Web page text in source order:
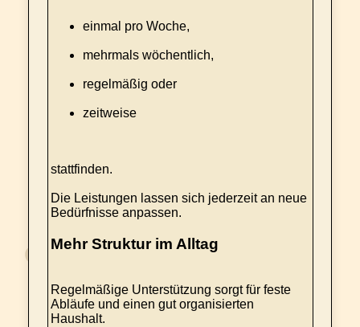
einmal pro Woche,
mehrmals wöchentlich,
regelmäßig oder
zeitweise
stattfinden.
Die Leistungen lassen sich jederzeit an neue
Bedürfnisse anpassen.
Mehr Struktur im Alltag
Regelmäßige Unterstützung sorgt für feste
Abläufe und einen gut organisierten
Haushalt.